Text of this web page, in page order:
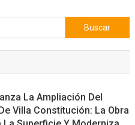
Buscar:
La Ampliación Del
Villa Constitución: La Obra